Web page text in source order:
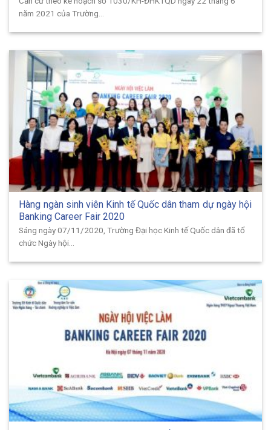
năm 2021 của Trường...
Hàng ngàn sinh viên Kinh tế Quốc dân tham dự ngày hội
Banking Career Fair 2020
Sáng ngày 07/11/2020, Trường Đại học Kinh tế Quốc dân đã tổ
chức Ngày hội...